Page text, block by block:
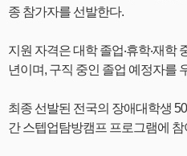
종 참가자를 선발한다.
지원 자격은 대학 졸업‧휴학‧재학
년이며, 구직 중인 졸업 예정자를
최종 선발된 전국의 장애대학생
간 스텝업탐방캠프 프로그램에 참